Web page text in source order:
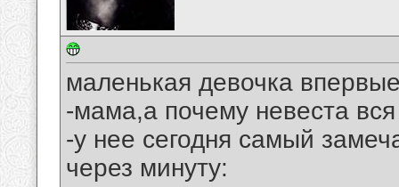
маленькая девочка
-мама,а почему невеста
-у нее сегодня самый
через минуту: